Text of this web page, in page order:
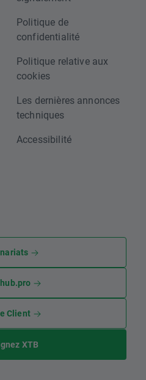
Politique de
confidentialité
Politique relative aux
cookies
Les dernières annonces
techniques
Accessibilité
Client
XTB